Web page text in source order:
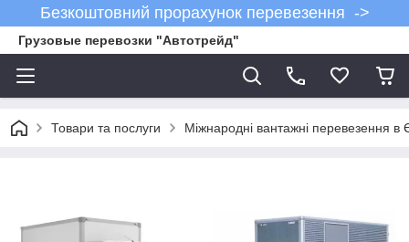
Безкоштовний прорахунок перевезення ->
Грузовые перевозки "Автотрейд"
Товари та послуги Міжнародні вантажні перевезення